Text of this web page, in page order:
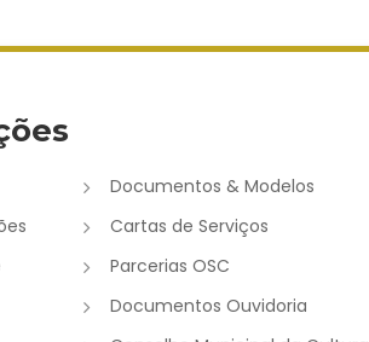
Documentos & Modelos
Cartas de Serviços
Parcerias OSC
Documentos Ouvidoria